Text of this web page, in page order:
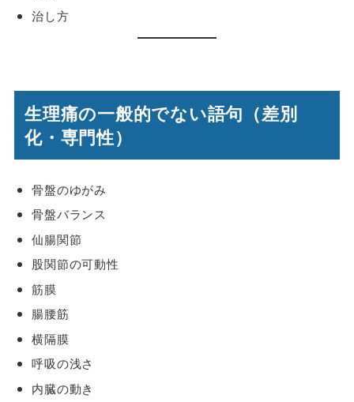
治し方
生理痛の一般的でない語句（差別
化・専門性）
骨盤のゆがみ
骨盤バランス
仙腸関節
股関節の可動性
筋膜
腸腰筋
横隔膜
呼吸の浅さ
内臓の動き